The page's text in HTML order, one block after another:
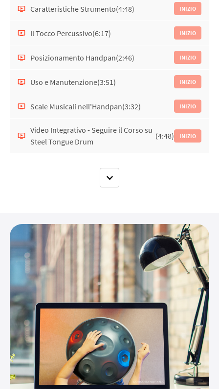
Caratteristiche Strumento(4:48) INIZIO
Il Tocco Percussivo(6:17) INIZIO
Posizionamento Handpan(2:46) INIZIO
Uso e Manutenzione(3:51) INIZIO
Scale Musicali nell'Handpan(3:32) INIZIO
Video Integrativo - Seguire il Corso su
Steel Tongue Drum
(4:48) INIZIO